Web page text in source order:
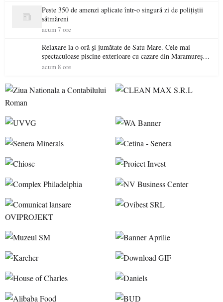
Peste 350 de amenzi aplicate într-o singură zi de polițiștii
sătmăreni
acum 7 ore
Relaxare la o oră și jumătate de Satu Mare. Cele mai
spectaculoase piscine exterioare cu cazare din Maramureș,
ideale pentru o escapadă de vară
acum 8 ore